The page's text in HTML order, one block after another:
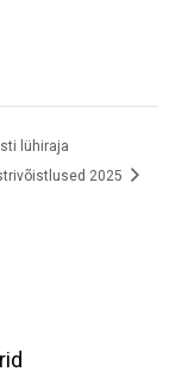
lühiraja
2025